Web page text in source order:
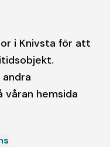
i Knivsta för att
hemsida